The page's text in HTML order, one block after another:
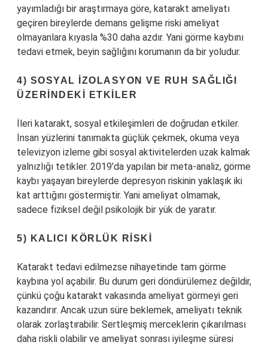
yayımladığı bir araştırmaya göre, katarakt ameliyatı
geçiren bireylerde demans gelişme riski ameliyat
olmayanlara kıyasla %30 daha azdır. Yani görme kaybını
tedavi etmek, beyin sağlığını korumanın da bir yoludur.
4) SOSYAL İZOLASYON VE RUH SAĞLIĞI
ÜZERINDEKI ETKILER
İleri katarakt, sosyal etkileşimleri de doğrudan etkiler.
İnsan yüzlerini tanımakta güçlük çekmek, okuma veya
televizyon izleme gibi sosyal aktivitelerden uzak kalmak
yalnızlığı tetikler. 2019’da yapılan bir meta-analiz, görme
kaybı yaşayan bireylerde depresyon riskinin yaklaşık iki
kat arttığını göstermiştir. Yani ameliyat olmamak,
sadece fiziksel değil psikolojik bir yük de yaratır.
5) KALICI KÖRLÜK RISKI
Katarakt tedavi edilmezse nihayetinde tam görme
kaybına yol açabilir. Bu durum geri döndürülemez değildir,
çünkü çoğu katarakt vakasında ameliyat görmeyi geri
kazandırır. Ancak uzun süre beklemek, ameliyatı teknik
olarak zorlaştırabilir. Sertleşmiş merceklerin çıkarılması
daha riskli olabilir ve ameliyat sonrası iyileşme süresi